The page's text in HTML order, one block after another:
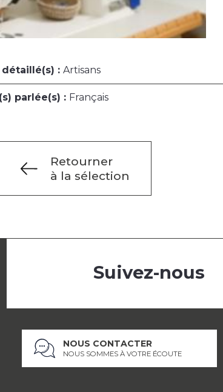
détaillé(s) : Artisans
parlée(s) : Français
Retourner
à la sélection
Suivez-nous
NOUS CONTACTER
NOUS SOMMES À VOTRE ÉCOUTE